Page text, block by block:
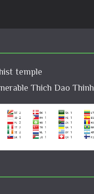
temple
Thich Dao Thinh